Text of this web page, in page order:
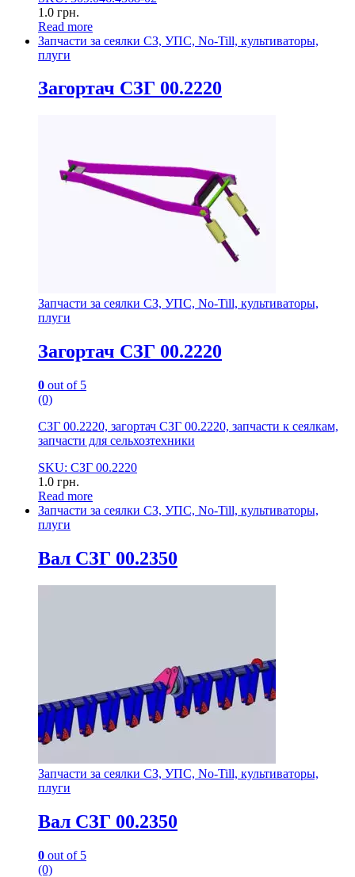
1.0 грн.
Read more
Запчасти за сеялки СЗ, УПС, No-Till, культиваторы,
плуги
Загортач СЗГ 00.2220
Запчасти за сеялки СЗ, УПС, No-Till, культиваторы,
плуги
Загортач СЗГ 00.2220
0 out of 5
(0)
СЗГ 00.2220, загортач СЗГ 00.2220, запчасти к сеялкам,
запчасти для сельхозтехники
SKU: СЗГ 00.2220
1.0 грн.
Read more
Запчасти за сеялки СЗ, УПС, No-Till, культиваторы,
плуги
Вал СЗГ 00.2350
Запчасти за сеялки СЗ, УПС, No-Till, культиваторы,
плуги
Вал СЗГ 00.2350
0 out of 5
(0)